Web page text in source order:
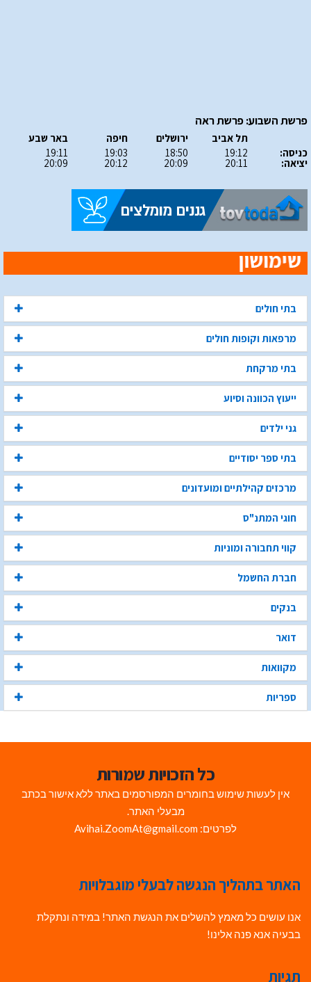
פרשת השבוע: פרשת ראה
כניסה:
יציאה:
תל אביב
19:12
20:11
ירושלים
18:50
20:09
חיפה
19:03
20:12
באר שבע
19:11
20:09
בתי חולים
מרפאות וקופות חולים
בתי מרקחת
ייעוץ הכוונה וסיוע
גני ילדים
בתי ספר יסודיים
מרכזים קהילתיים ומועדונים
חוגי המתנ"ס
קווי תחבורה ומוניות
חברת החשמל
בנקים
דואר
מקוואות
ספריות
כל הזכויות שמורות
אין לעשות שימוש בחומרים המפורסמים באתר ללא אישור בכתב
מבעלי האתר.
לפרטים: Avihai.ZoomAt@gmail.com
האתר בתהליך הנגשה לבעלי מוגבלויות
אנו עושים כל מאמץ להשלים את הנגשת האתר! במידה ונתקלת
בבעיה אנא פנה אלינו!
תגיות